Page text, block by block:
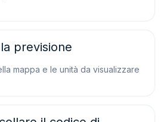
previsione
mappa e le unità da visualizzare